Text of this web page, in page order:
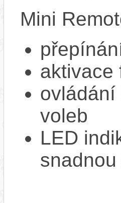
Mini
aktivace
ovládání
voleb
LED